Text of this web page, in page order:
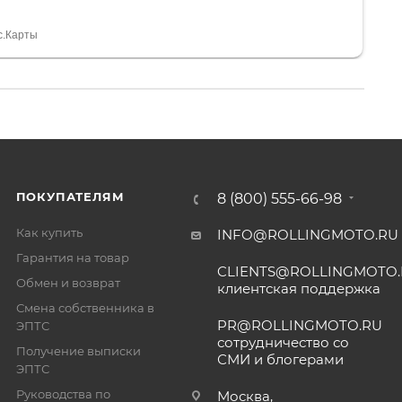
всегда на связи, очень детально всё
ПОКУПАТЕЛЯМ
Как купить
Гарантия на товар
Обмен и возврат
Смена собственника в
ЭПТС
Получение выписки
ЭПТС
Руководства по
8 (800) 555-66-98
INFO@ROLLINGMOTO.RU
клиентская поддержка
PR@ROLLINGMOTO.RU
сотрудничество со
СМИ и блогерами
Москва,